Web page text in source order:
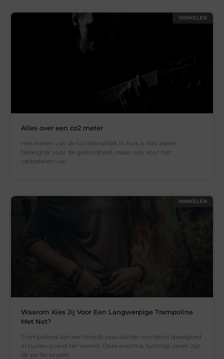
WINKELEN
Alles over een co2 meter
Het meten van de luchtkwaliteit in huis is niet alleen
belangrijk voor de gezondheid, maar ook voor het
verbeteren van
WINKELEN
Waarom Kies Jij Voor Een Langwerpige Trampoline
Met Net?
Trampolines zijn een steeds populairder wordend speelgoed
in tuinen overal ter wereld. Deze enorme, luchtige veren zijn
de perfecte plek